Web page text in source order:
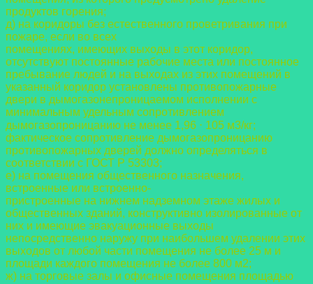
продуктов горения;
д) на коридоры без естественного проветривания при
пожаре, если во всех
помещениях, имеющих выходы в этот коридор,
отсутствуют постоянные рабочие места или постоянное
пребывание людей и на выходах из этих помещений в
указанный коридор установлены противопожарные
двери в дымогазонепроницаемом исполнении с
минимальным удельным сопротивлением
дымогазопроницанию не менее 1,96 ⋅ 105 м3/кг;
фактическое сопротивление дымогазопроницанию
противопожарных дверей должно определяться в
соответствии с ГОСТ Р 53303;
е) на помещения общественного назначения,
встроенные или встроенно-
пристроенные на нижнем надземном этаже жилых и
общественных зданий, конструктивно изолированные от
них и имеющие эвакуационные выходы
непосредственно наружу при наибольшем удалении этих
выходов от любой части помещения не более 25 м и
площади каждого помещения не более 800 м2;
ж) на торговые залы и офисные помещения площадью